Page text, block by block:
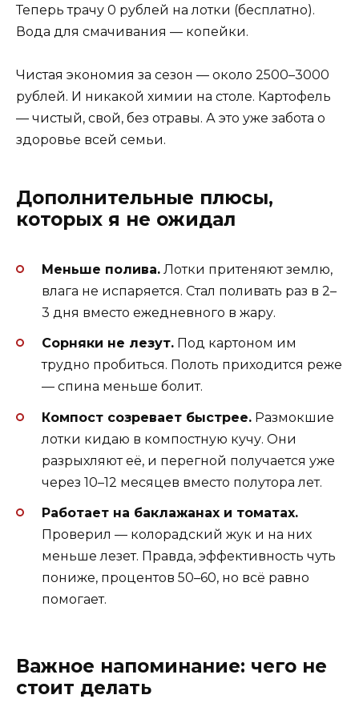
Теперь трачу 0 рублей на лотки (бесплатно).
Вода для смачивания — копейки.
Чистая экономия за сезон — около 2500–3000
рублей. И никакой химии на столе. Картофель
— чистый, свой, без отравы. А это уже забота о
здоровье всей семьи.
Дополнительные плюсы,
которых я не ожидал
Меньше полива. Лотки притеняют землю,
влага не испаряется. Стал поливать раз в 2–
3 дня вместо ежедневного в жару.
Сорняки не лезут. Под картоном им
трудно пробиться. Полоть приходится реже
— спина меньше болит.
Компост созревает быстрее. Размокшие
лотки кидаю в компостную кучу. Они
разрыхляют её, и перегной получается уже
через 10–12 месяцев вместо полутора лет.
Работает на баклажанах и томатах.
Проверил — колорадский жук и на них
меньше лезет. Правда, эффективность чуть
пониже, процентов 50–60, но всё равно
помогает.
Важное напоминание: чего не
стоит делать